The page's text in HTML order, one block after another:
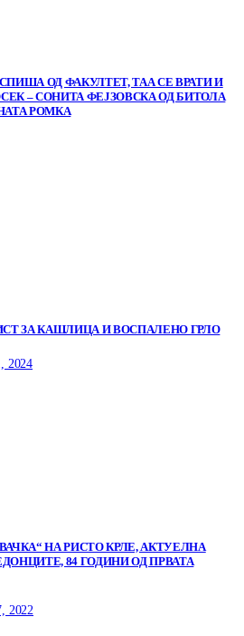
ОД ФАКУЛТЕТ, ТАА СЕ ВРАТИ И
– СОНИТА ФЕЈЗОВСКА ОД БИТОЛА
РОМКА
ЗА КАШЛИЦА И ВОСПАЛЕНО ГРЛО
2024
НА РИСТО КРЛЕ, АКТУЕЛНА
84 ГОДИНИ ОД ПРВАТА
2022